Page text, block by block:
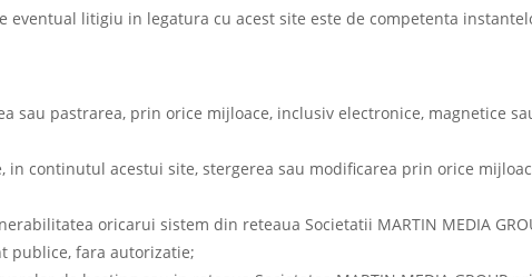
eventual litigiu in legatura cu acest site este de competenta
sau pastrarea, prin orice mijloace, inclusiv electronice, magnetice
in continutul acestui site, stergerea sau modificarea prin orice
oricarui sistem din reteaua Societatii MARTIN MEDIA
publice, fara autorizatie;